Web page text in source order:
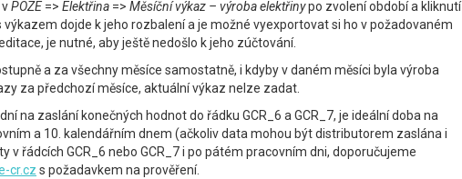
POZE=> Elektřina => Měsíční výkaz – výroba elektřinypo zvolení období a kliknutí
výkazem dojde k jeho rozbalení a je možné vyexportovat si ho v požadovaném
je nutné, aby ještě nedošlo k jeho zúčtování.
a za všechny měsíce samostatně, i kdyby v daném měsíci byla výroba
za předchozí měsíce, aktuální výkaz nelze zadat.
na zaslání konečných hodnot do řádku GCR_6 a GCR_7, je ideální doba na
a 10. kalendářním dnem (ačkoliv data mohou být distributorem zaslána i
v řádcích GCR_6 nebo GCR_7 i po pátém pracovním dni, doporučujeme
cr.cz s požadavkem na prověření.